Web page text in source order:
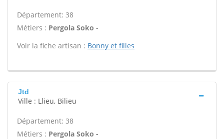
Département: 38
Métiers : Pergola Soko -
Voir la fiche artisan : Bonny et filles
Jtd
Ville : Llieu, Bilieu
Département: 38
Métiers : Pergola Soko -